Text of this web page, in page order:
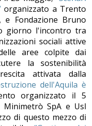
organizzato a Trento
e Fondazione Bruno
giorno l'incontro tra
sociali attive
aree colpite dai
la sostenibilità
attivata dalla
dell'Aquila è
organizzato il 5
SpA e Usl
di questo mezzo di